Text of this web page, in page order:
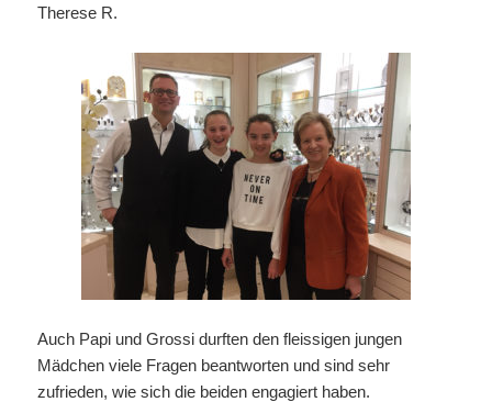
Therese R.
Auch Papi und Grossi durften den fleissigen jungen
Mädchen viele Fragen beantworten und sind sehr
zufrieden, wie sich die beiden engagiert haben.